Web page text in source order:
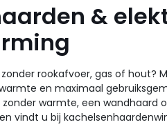
&
rookafvoer, gas of hout?
en maximaal
warmte, een wandhaard
vindt u bij